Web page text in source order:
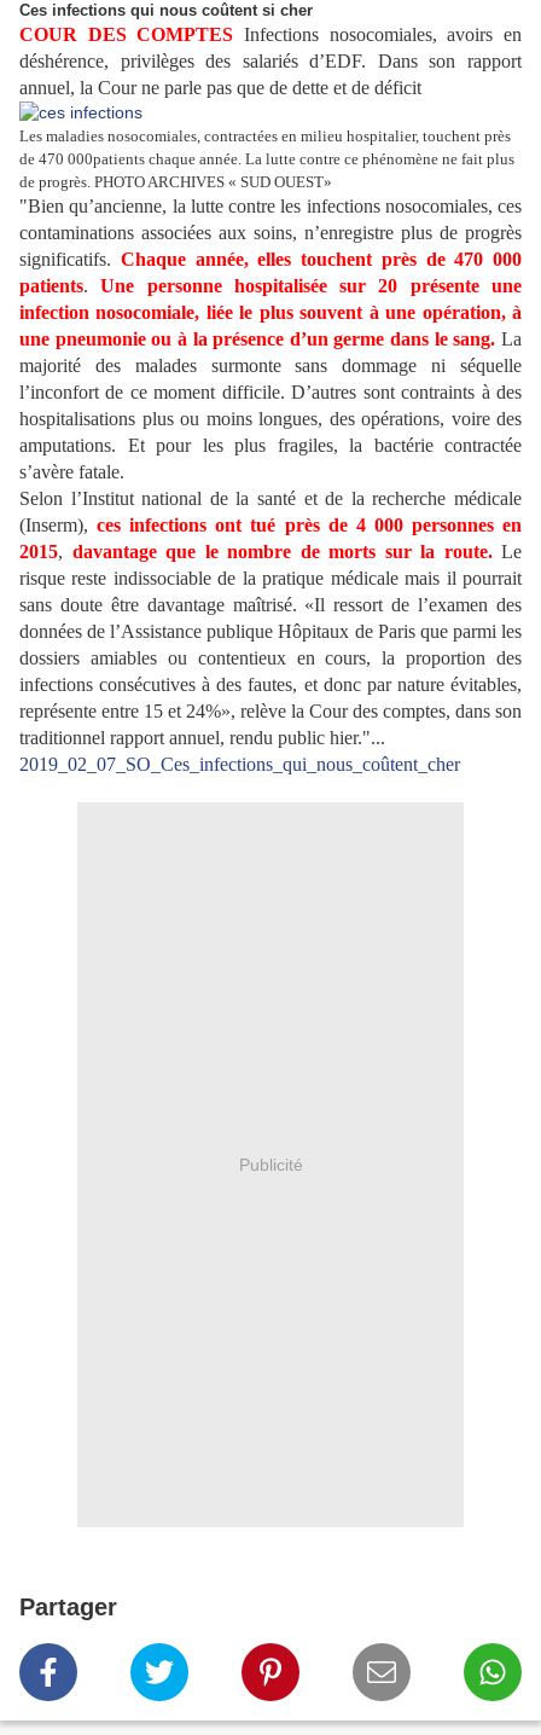
Ces infections qui nous coûtent si cher
COUR DES COMPTES Infections nosocomiales, avoirs en
déshérence, privilèges des salariés d’EDF. Dans son rapport
annuel, la Cour ne parle pas que de dette et de déficit
Les maladies nosocomiales, contractées en milieu hospitalier, touchent près
de 470 000patients chaque année. La lutte contre ce phénomène ne fait plus
de progrès. PHOTO ARCHIVES « SUD OUEST»
"Bien qu’ancienne, la lutte contre les infections nosocomiales, ces
contaminations associées aux soins, n’enregistre plus de progrès
significatifs. Chaque année, elles touchent près de 470 000
patients.Une personne hospitalisée sur 20 présente une
infection nosocomiale, liée le plus souvent à une opération, à
une pneumonie ou à la présence d’un germe dans le sang. La
majorité des malades surmonte sans dommage ni séquelle
l’inconfort de ce moment difficile. D’autres sont contraints à des
hospitalisations plus ou moins longues, des opérations, voire des
amputations. Et pour les plus fragiles, la bactérie contractée
s’avère fatale.
Selon l’Institut national de la santé et de la recherche médicale
(Inserm),ces infections ont tué près de 4 000 personnes en
2015, davantage que le nombre de morts sur la route.Le
risque reste indissociable de la pratique médicale mais il pourrait
sans doute être davantage maîtrisé. «Il ressort de l’examen des
données de l’Assistance publique Hôpitaux de Paris que parmi les
dossiers amiables ou contentieux en cours, la proportion des
infections consécutives à des fautes, et donc par nature évitables,
représente entre 15 et 24%», relève la Cour des comptes, dans son
traditionnel rapport annuel, rendu public hier."...
2019_02_07_SO_Ces_infections_qui_nous_coûtent_cher
Publicité
Partager